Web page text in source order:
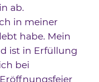
ab.
in meiner
habe. Mein
ist in Erfüllung
bei